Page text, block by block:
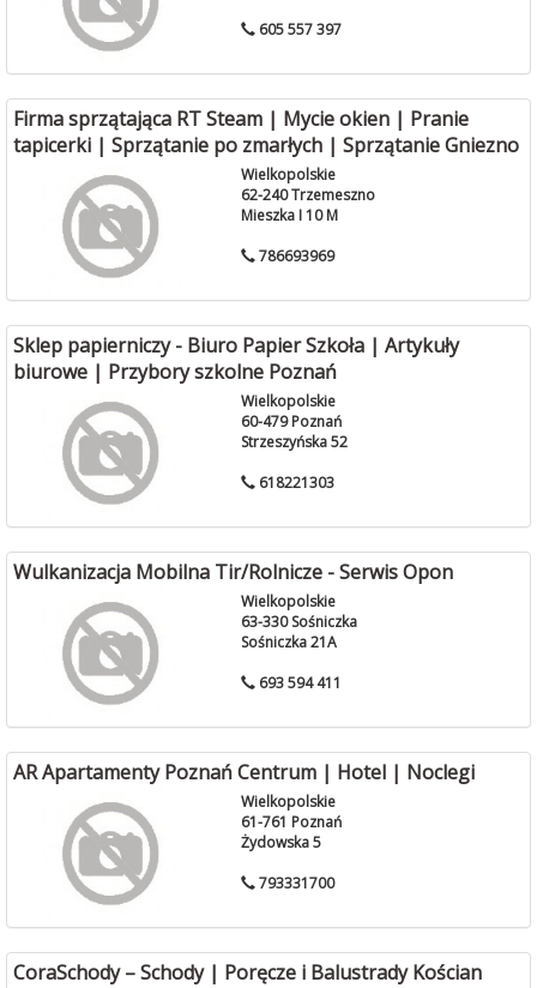
605 557 397
Firma sprzątająca RT Steam | Mycie okien | Pranie
tapicerki | Sprzątanie po zmarłych | Sprzątanie Gniezno
Wielkopolskie
62-240 Trzemeszno
Mieszka I 10 M
786693969
Sklep papierniczy - Biuro Papier Szkoła | Artykuły
biurowe | Przybory szkolne Poznań
Wielkopolskie
60-479 Poznań
Strzeszyńska 52
618221303
Wulkanizacja Mobilna Tir/Rolnicze - Serwis Opon
Wielkopolskie
63-330 Sośniczka
Sośniczka 21A
693 594 411
AR Apartamenty Poznań Centrum | Hotel | Noclegi
Wielkopolskie
61-761 Poznań
Żydowska 5
793331700
CoraSchody – Schody | Poręcze i Balustrady Kościan